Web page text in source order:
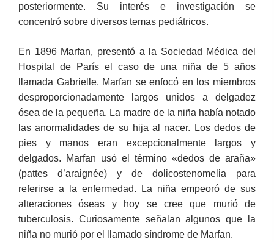
posteriormente. Su interés e investigación se
concentró sobre diversos temas pediátricos.
En 1896 Marfan, presentó a la Sociedad Médica del
Hospital de París el caso de una niña de 5 años
llamada Gabrielle. Marfan se enfocó en los miembros
desproporcionadamente largos unidos a delgadez
ósea de la pequeña. La madre de la niña había notado
las anormalidades de su hija al nacer. Los dedos de
pies y manos eran excepcionalmente largos y
delgados. Marfan usó el término «dedos de araña»
(pattes d’araignée) y de dolicostenomelia para
referirse a la enfermedad. La niña empeoró de sus
alteraciones óseas y hoy se cree que murió de
tuberculosis. Curiosamente señalan algunos que la
niña no murió por el llamado síndrome de Marfan.